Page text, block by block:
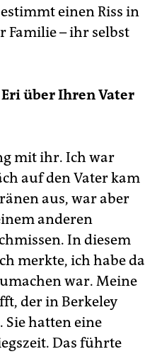
einen Riss in
Familie – ihr selbst
über Ihren Vater
mit ihr. Ich war
auf den Vater kam
aus, war aber
anderen
In diesem
merkte, ich habe da
war. Meine
der in Berkeley
hatten eine
Das führte